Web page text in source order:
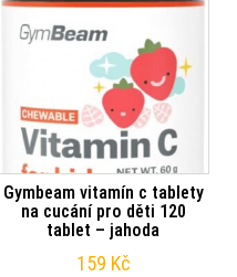
Gymbeam vitamín c tablety
na cucání pro děti 120
tablet – jahoda
159 Kč